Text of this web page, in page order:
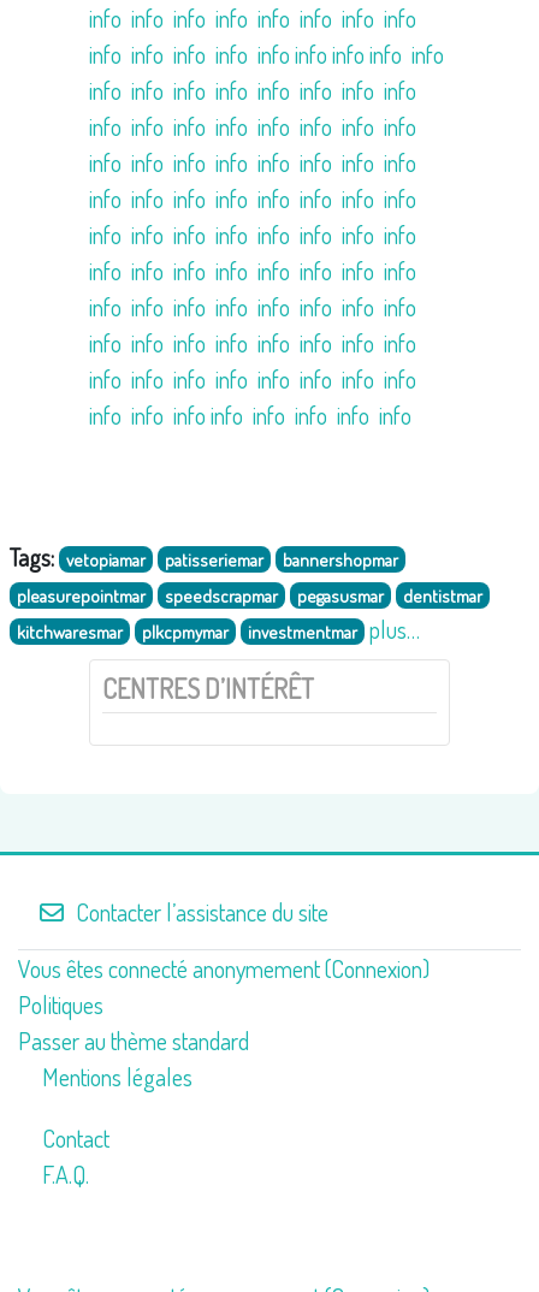
info info info info info info info info
info info info info infoinfo infoinfo info
info info info info info info info info
info info info info info info info info
info info info info info info info info
info info info info info info info info
info info info info info info info info
info info info info info info info info
info info info info info info info info
info info info info info info info info
info info info info info info info info
info info infoinfo info info info info
Tags: vetopiamar patisseriemar
bannershopmar
pleasurepointmar
speedscrapmar pegasusmar
dentistmar
kitchwaresmar
plkcpmymar investmentmar plus…
CENTRES D’INTÉRÊT
Contacter l’assistance du site
Vous êtes connecté anonymement (Connexion)
Politiques
Passer au thème standard
Mentions légales
Contact
F.A.Q.